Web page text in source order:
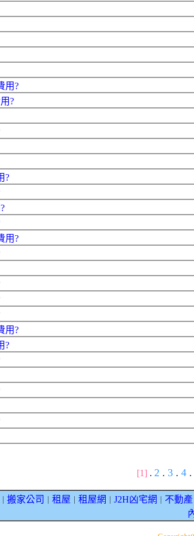
用?
?
?
用?
用?
?
[1] . 2 . 3 . 4 .
搬家公司 租屋 租屋網 J2H凶宅網 不動產